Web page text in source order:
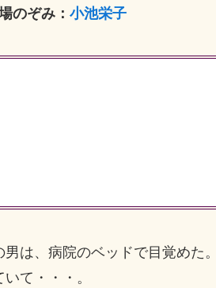
のぞみ： 小池栄子
は、病院のベッドで目覚めた
いて・・・。